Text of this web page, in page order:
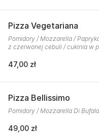
Pizza Vegetariana
Pomidory / Mozzarella /
z czerwonej cebuli / cukinia w
47,00 zł
Pizza Bellissimo
Pomidory / Mozzarella Di
49,00 zł